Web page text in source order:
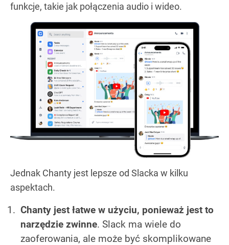
funkcje, takie jak połączenia audio i wideo.
Jednak Chanty jest lepsze od Slacka w kilku
aspektach.
Chanty jest łatwe w użyciu, ponieważ jest to
narzędzie zwinne. Slack ma wiele do
zaoferowania, ale może być skomplikowane